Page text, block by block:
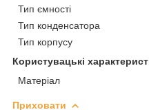
Тип ємності
Тип конденсатора
Тип корпусу
Користувацькі
Матеріал
Приховати